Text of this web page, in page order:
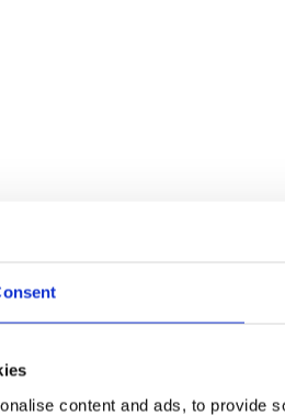
content and ads, to provide